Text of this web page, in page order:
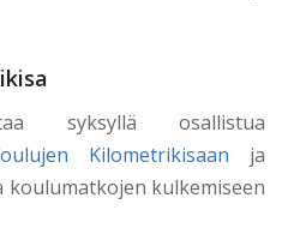
syksyllä osallistua
Kilometrikisaan ja
koulumatkojen kulkemiseen